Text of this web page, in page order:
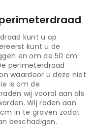
kunt u op
kunt u de
en om de 50 cm
perimeterdraad
waardoor u deze niet
is om de
wij vooral aan als
Wij raden aan
in te graven zodat
beschadigen.